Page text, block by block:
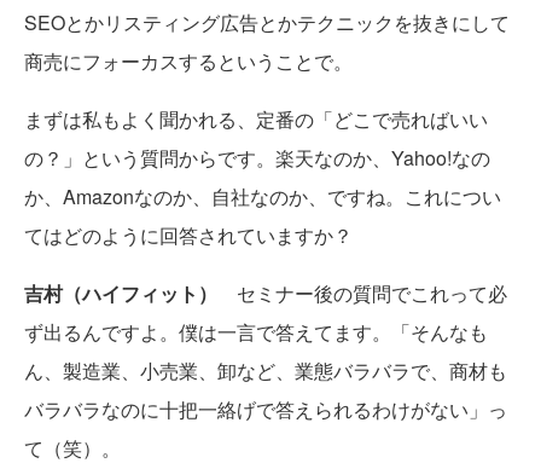
SEOとかリスティング広告とかテクニックを抜きにして
商売にフォーカスするということで。
まずは私もよく聞かれる、定番の「どこで売ればいい
の？」という質問からです。楽天なのか、Yahoo!なの
か、Amazonなのか、自社なのか、ですね。これについ
てはどのように回答されていますか？
吉村（ハイフィット）
セミナー後の質問でこれって必
ず出るんですよ。僕は一言で答えてます。「そんなも
ん、製造業、小売業、卸など、業態バラバラで、商材も
バラバラなのに十把一絡げで答えられるわけがない」っ
て（笑）。